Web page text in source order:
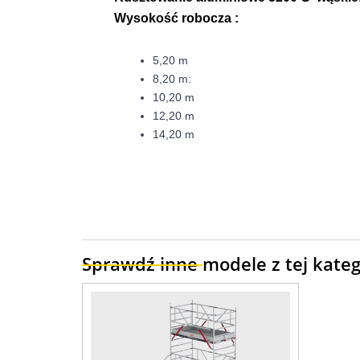
Wysokość robocza :
5,20 m
8,20 m:
10,20 m
12,20 m
14,20 m
Sprawdź inne modele z tej